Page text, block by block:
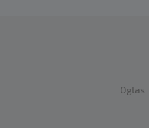
Oglas